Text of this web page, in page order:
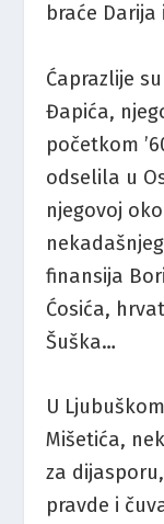
braće Darija
Ćaprazlije
Đapića,
početkom
odselila u
njegovoj
finansija
Ćosića,
Šuška…
U
Mišetića,
za
pravde i